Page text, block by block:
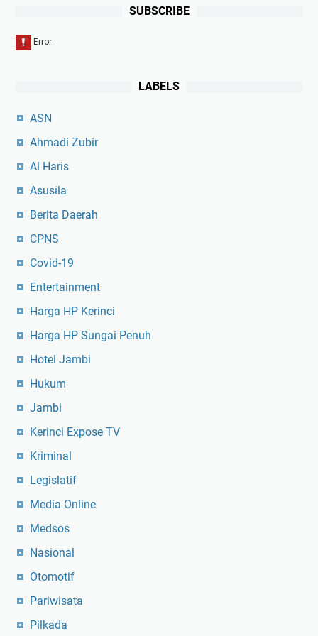
SUBSCRIBE
LABELS
ASN
Ahmadi Zubir
Al Haris
Asusila
Berita Daerah
CPNS
Covid-19
Entertainment
Harga HP Kerinci
Harga HP Sungai Penuh
Hotel Jambi
Hukum
Jambi
Kerinci Expose TV
Kriminal
Legislatif
Media Online
Medsos
Nasional
Otomotif
Pariwisata
Pilkada